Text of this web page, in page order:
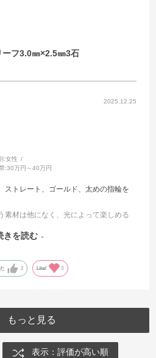
ころも良かったです。
ったのですが、決め手として指輪の着
が、初めてつけた時から変わらず輝き
ーフ3.0㎜×2.5㎜3石
2025.12.25
:女性
:30万円～40万円
ストレート、ゴールド、太めの指輪を
素材は他になく、光によって楽しめる
優しく寄り添ってくれて、やっぱりI-
きを読む
2 Like! 3
もっと見る
表示：評価が高い順